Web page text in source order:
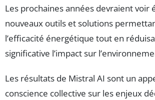
Les prochaines années devraient voir
nouveaux outils et solutions
l’efficacité énergétique tout en
significative l’impact sur
Les résultats de Mistral AI sont un
conscience collective sur les enjeux